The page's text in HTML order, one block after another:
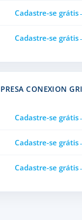
Cadastre-se grátis
Cadastre-se grátis
CONEXION
Cadastre-se grátis
Cadastre-se grátis
Cadastre-se grátis